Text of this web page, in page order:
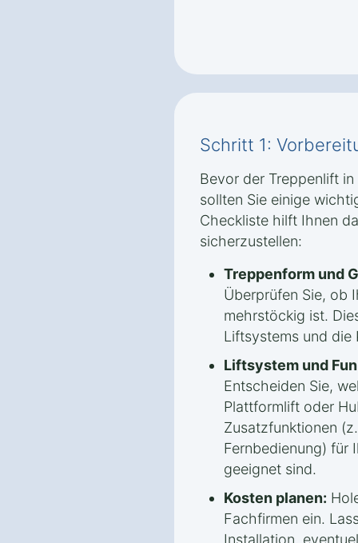
Schritt 1:
Bevor der Treppenlift
sollten Sie einige
Checkliste hilft Ihnen
sicherzustellen:
Treppenform und
Überprüfen Sie, ob
mehrstöckig ist.
Liftsystems und die
Liftsystem und
Entscheiden Sie,
Plattformlift oder
Zusatzfunktionen
Fernbedienung) für
geeignet sind.
Kosten planen:
Fachfirmen ein.
Installation,